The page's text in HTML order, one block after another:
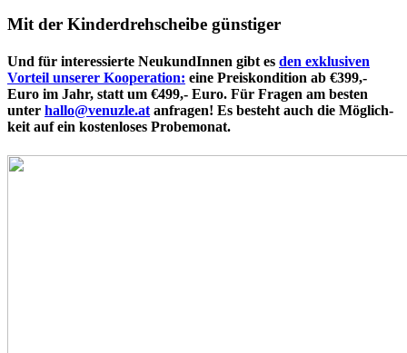
Mit der Kin­der­dreh­schei­be günstiger
Und für inter­es­sier­te Neu­kun­dIn­nen gibt es den exklu­si­ven
Vorteil unserer Koope­ra­ti­on: eine Preis­kon­di­ti­on ab €399,-
Euro im Jahr, statt um €499,- Euro. Für Fragen am besten
unter hallo@venuzle.atanfragen! Es besteht auch die Mög­lich­
keit auf ein kos­ten­lo­ses Probemonat.